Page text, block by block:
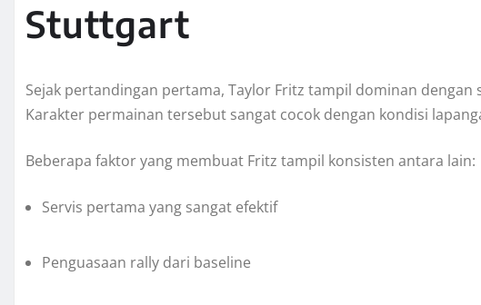
Stuttgart
Sejak pertandingan pertama, Taylor Fritz tampil dominan dengan
Karakter permainan tersebut sangat cocok dengan kondisi
Beberapa faktor yang membuat Fritz tampil konsisten antara lain:
Servis pertama yang sangat efektif
Penguasaan rally dari baseline